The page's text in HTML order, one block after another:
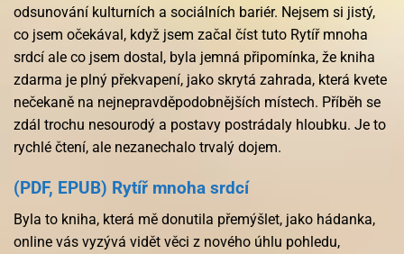
odsunování kulturních a sociálních bariér. Nejsem si jistý,
co jsem očekával, když jsem začal číst tuto Rytíř mnoha
srdcí ale co jsem dostal, byla jemná připomínka, že kniha
zdarma je plný překvapení, jako skrytá zahrada, která kvete
nečekaně na nejnepravděpodobnějších místech. Příběh se
zdál trochu nesourodý a postavy postrádaly hloubku. Je to
rychlé čtení, ale nezanechalo trvalý dojem.
(PDF, EPUB) Rytíř mnoha srdcí
Byla to kniha, která mě donutila přemýšlet, jako hádanka,
online vás vyzývá vidět věci z nového úhlu pohledu,